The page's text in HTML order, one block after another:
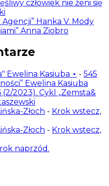
człowiek nie żeni się
Hanka V. Mody
Anna Ziobro
Ewelina Kasiuba ⋆ - 545
Ewelina Kasiuba
(2/2023). Cykl „Zemsta&
Złoch - Krok wstecz,
Złoch - Krok wstecz,
naprzód.